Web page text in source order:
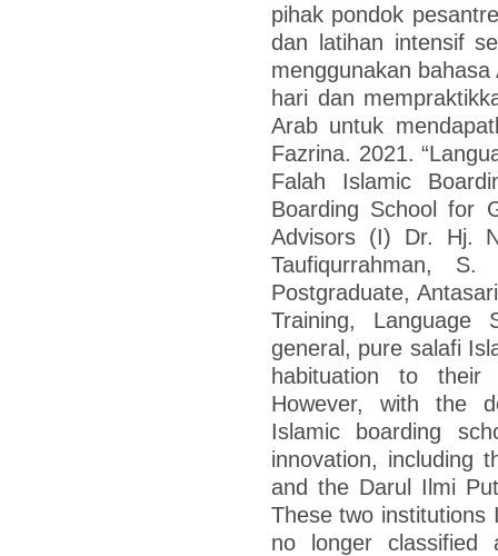
pihak pondok
dan latihan intensif
menggunakan
hari dan
Arab untuk
Fazrina. 2021.
Falah Islamic
Boarding School for
Advisors (I) Dr. Hj.
Taufiqurrahman,
Postgraduate,
Training, Language
general, pure salafi
habituation to
However, with the
Islamic boarding
innovation, including
and the Darul Ilmi
These two institutions
no longer classified